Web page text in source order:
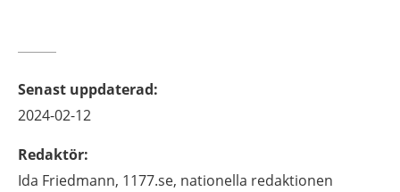
Senast uppdaterad:
2024-02-12
Redaktör:
Ida Friedmann, 1177.se, nationella redaktionen